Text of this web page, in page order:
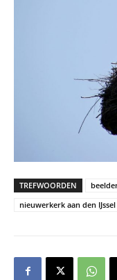
TREFWOORDEN
nieuwerkerk aan den IJssel